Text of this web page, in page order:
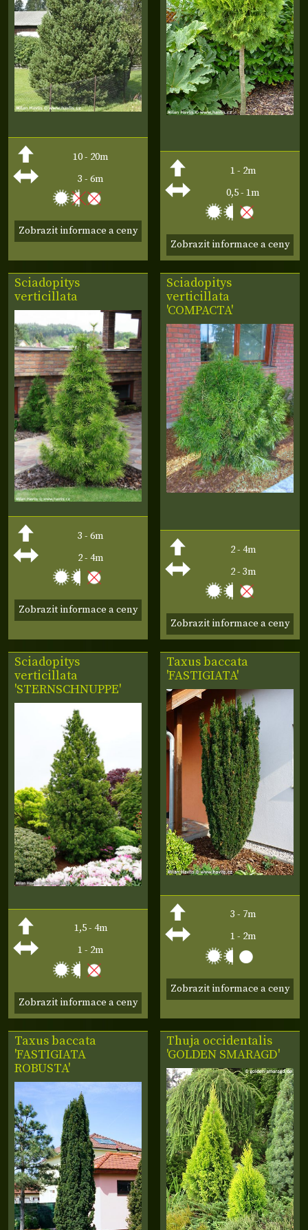
10 - 20m
3 - 6m
Zobrazit informace a ceny
1 - 2m
0,5 - 1m
Zobrazit informace a ceny
Sciadopitys
verticillata
3 - 6m
2 - 4m
Zobrazit informace a ceny
Sciadopitys
verticillata
'COMPACTA'
2 - 4m
2 - 3m
Zobrazit informace a ceny
Sciadopitys
verticillata
'STERNSCHNUPPE'
1,5 - 4m
1 - 2m
Zobrazit informace a ceny
Taxus baccata
'FASTIGIATA'
3 - 7m
1 - 2m
Zobrazit informace a ceny
Taxus baccata
'FASTIGIATA
ROBUSTA'
Thuja occidentalis
'GOLDEN SMARAGD'